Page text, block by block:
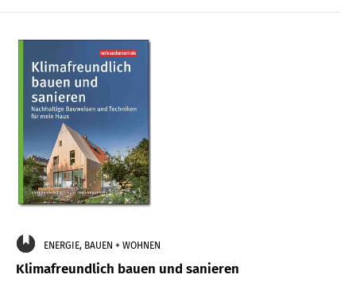
ENERGIE, BAUEN + WOHNEN
Klimafreundlich bauen und sanieren